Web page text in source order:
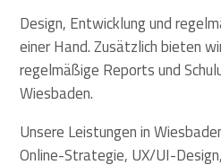
Design, Entwicklung und
einer Hand. Zusätzlich bieten
regelmäßige Reports und
Wiesbaden.
Unsere Leistungen in
Online-Strategie, UX/UI-